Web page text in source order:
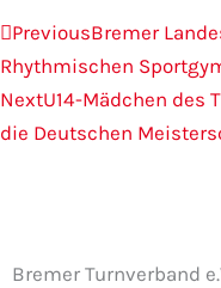
Zurück
PreviousBremer
Rhythmischen
NextU14-Mädchen des
die Deutschen
Bremer Turnverband